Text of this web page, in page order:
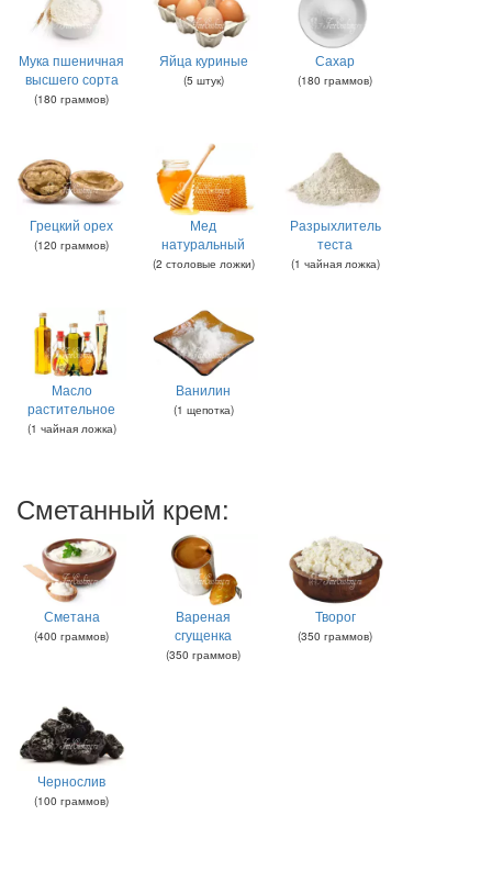
Мука пшеничная
высшего сорта
(180 граммов)
Яйца куриные
(5 штук)
Сахар
(180 граммов)
Грецкий орех
(120 граммов)
Мед
натуральный
(2 столовые ложки)
Разрыхлитель
теста
(1 чайная ложка)
Масло
растительное
(1 чайная ложка)
Ванилин
(1 щепотка)
Сметанный крем:
Сметана
(400 граммов)
Вареная
сгущенка
(350 граммов)
Творог
(350 граммов)
Чернослив
(100 граммов)